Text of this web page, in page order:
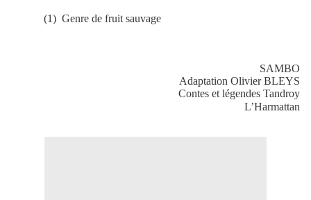
(1) Genre de fruit sauvage
SAMBO
Adaptation Olivier BLEYS
Contes et légendes Tandroy
L’Harmattan